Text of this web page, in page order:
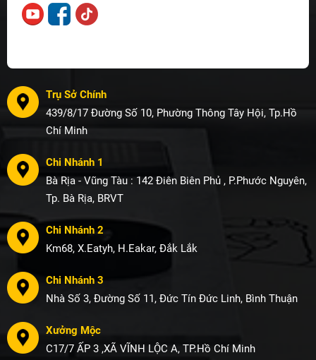
Trụ Sở Chính
439/8/17 Đường Số 10, Phường Thông Tây Hội, Tp.Hồ
Chí Minh
Chi Nhánh 1
Bà Rịa - Vũng Tàu : 142 Điên Biên Phủ , P.Phước Nguyên,
Tp. Bà Rịa, BRVT
Chi Nhánh 2
Km68, X.Eatyh, H.Eakar, Đắk Lắk
Chi Nhánh 3
Nhà Số 3, Đường Số 11, Đức Tín Đức Linh, Bình Thuận
Xưởng Mộc
C17/7 ẤP 3 ,XÃ VĨNH LỘC A, TP.Hồ Chí Minh